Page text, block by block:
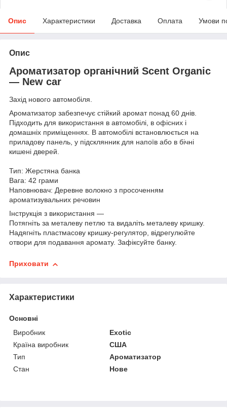
Опис Характеристики Доставка Оплата Умови
Опис
Ароматизатор органічний Scent Organic
— New car
Захід нового автомобіля.
Ароматизатор забезпечує стійкий аромат понад 60 днів.
Підходить для використання в автомобілі, в офісних і
домашніх приміщеннях. В автомобілі встановлюється на
приладову панель, у підсклянник для напоїв або в бічні
кишені дверей.
Тип: Жерстяна банка
Вага: 42 грами
Наповнювач: Деревне волокно з просоченням
ароматизувальних речовин
Інструкція з використання —
Потягніть за металеву петлю та видаліть металеву кришку.
Надягніть пластмасову кришку-регулятор, відрегулюйте
отвори для подавання аромату. Зафіксуйте банку.
Приховати
Характеристики
Основні
Виробник
Exotic
Країна виробник
США
Тип
Ароматизатор
Стан
Нове